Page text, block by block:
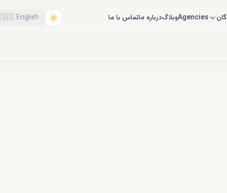
Agenciesوبلاگدرباره ماتماس با ما 🇺🇸 English